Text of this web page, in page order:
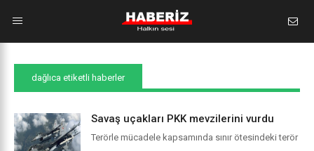
dağlıca etiketli haberler
Savaş uçakları PKK mevzilerini vurdu
Terörle mücadele kapsamında sınır ötesindeki terör